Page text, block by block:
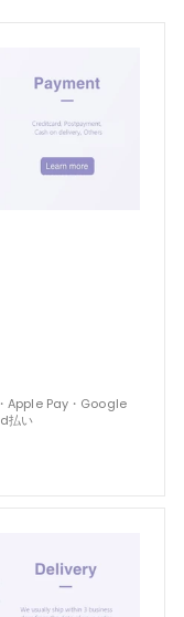
Apple Pay・Google
払い